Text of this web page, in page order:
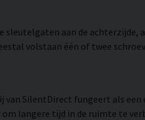
sleutelgaten aan de achterzijde,
volstaan één of twee
van SilentDirect fungeert als
langere tijd in de ruimte te